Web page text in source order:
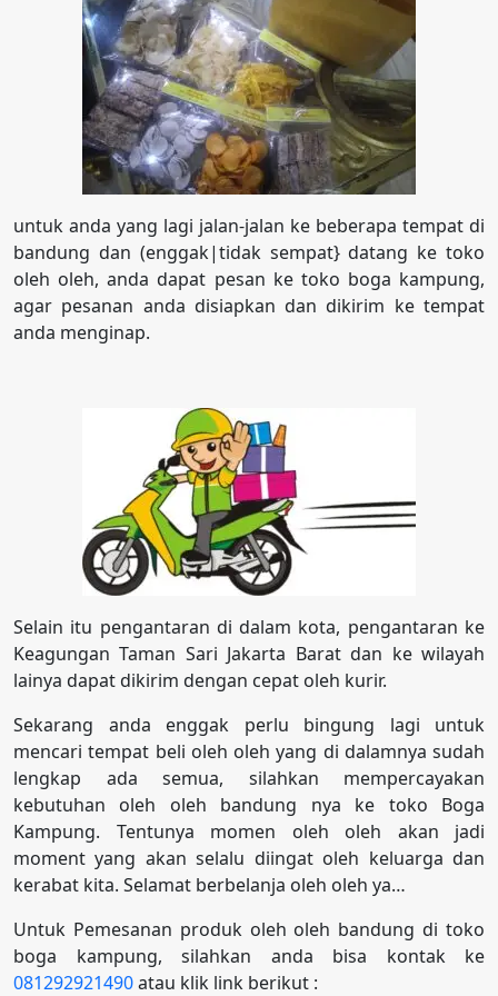
untuk anda yang lagi jalan-jalan ke beberapa tempat di
bandung dan (enggak|tidak sempat} datang ke toko
oleh oleh, anda dapat pesan ke toko boga kampung,
agar pesanan anda disiapkan dan dikirim ke tempat
anda menginap.
Selain itu pengantaran di dalam kota, pengantaran ke
Keagungan Taman Sari Jakarta Barat dan ke wilayah
lainya dapat dikirim dengan cepat oleh kurir.
Sekarang anda enggak perlu bingung lagi untuk
mencari tempat beli oleh oleh yang di dalamnya sudah
lengkap ada semua, silahkan mempercayakan
kebutuhan oleh oleh bandung nya ke toko Boga
Kampung. Tentunya momen oleh oleh akan jadi
moment yang akan selalu diingat oleh keluarga dan
kerabat kita. Selamat berbelanja oleh oleh ya…
Untuk Pemesanan produk oleh oleh bandung di toko
boga kampung, silahkan anda bisa kontak ke
081292921490atau klik link berikut :